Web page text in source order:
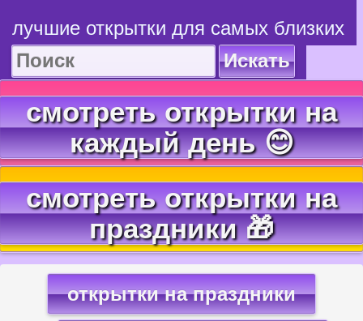
лучшие открытки для самых близких
Искать
смотреть открытки на
каждый день 😊
смотреть открытки на
праздники 🎁
открытки на праздники